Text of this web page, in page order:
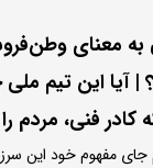
به معنای
| آیا این تیم
فنی، مردم
جای مفهوم خود این